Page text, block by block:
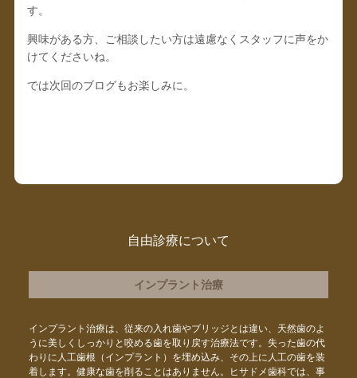
す。
興味がある方、ご相談したい方は遠慮なくスタッフに声をか
けてくださいね。
では次回のブログもお楽しみに。
自由診療について
インプラント治療
インプラント治療は、従来の入れ歯やブリッジとは違い、天然歯のよ
うに美しくしっかりと咬める歯を取り戻す治療法です。失った歯の代
わりに人工歯根（インプラント）を埋め込み、その上に人工の歯を装
着します。健康な歯を削ることはありません。ヒサドメ歯科では、事